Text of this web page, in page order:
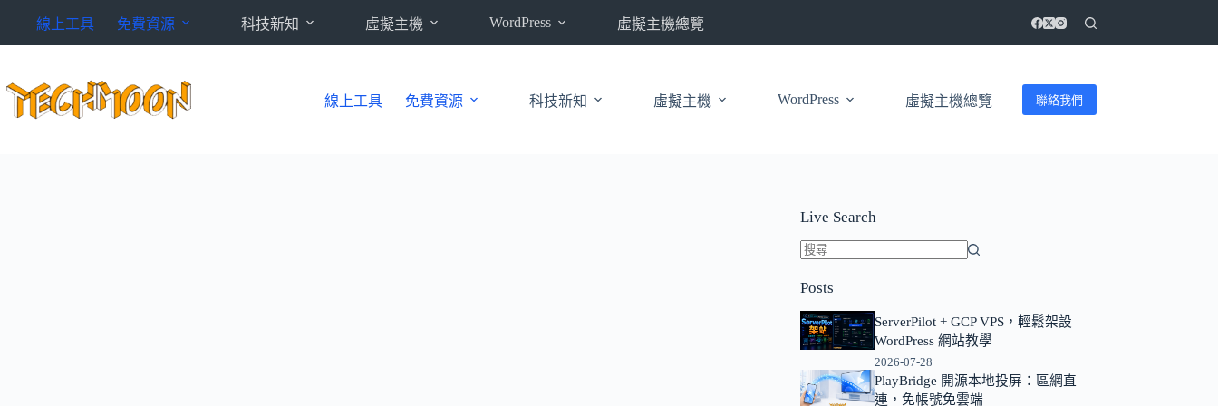
內
線上工具 免費資源 科技新知 虛擬主機 WordPress 虛擬主機總覽
線上工具 免費資源 科技新知 虛擬主機 WordPress 虛擬主機總覽 聯絡我們
Live Search
不
到
符
條
件
Posts
ServerPilot + GCP VPS，輕鬆架設
WordPress 網站教學
2026-07-28
PlayBridge 開源本地投屏：區網直
連，免帳號免雲端